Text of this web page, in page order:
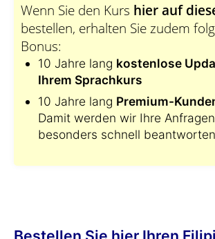
Wenn Sie den Kurs hier auf
bestellen, erhalten Sie zudem
Bonus:
10 Jahre lang kostenlose
Ihrem Sprachkurs
10 Jahre lang Premium-
Damit werden wir Ihre Anfragen
besonders schnell beantworten
Bestellen Sie hier Ihren